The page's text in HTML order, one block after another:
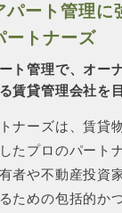
パート管理に
ートナーズ
ト管理で、オー
賃貸管理会社を
ナーズは、賃貸
たプロのパート
者や不動産投資
ための包括的か